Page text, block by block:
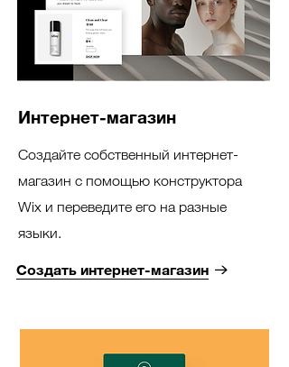
Интернет-магазин
Создайте собственный интернет-
магазин с помощью конструктора
Wix и переведите его на разные
языки.
Создать интернет-магазин